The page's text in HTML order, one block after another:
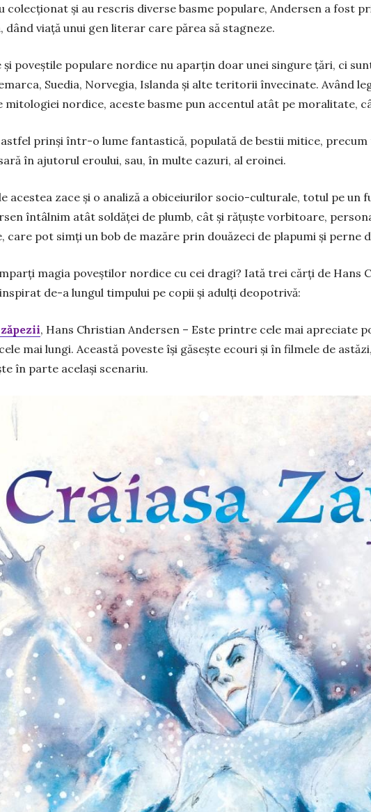
colecționat și au rescris diverse basme populare, Andersen a fost
dând viață unui gen literar care părea să stagneze.
și poveștile populare nordice nu aparțin doar unei singure țări, ci
Suedia, Norvegia, Islanda și alte teritorii învecinate. Având
mitologiei nordice, aceste basme pun accentul atât pe moralitate,
prinși într-o lume fantastică, populată de bestii mitice,
în ajutorul eroului, sau, în multe cazuri, al eroinei.
acestea zace și o analiză a obiceiurilor socio-culturale, totul pe un
întâlnim atât soldăței de plumb, cât și rățuște vorbitoare,
care pot simți un bob de mazăre prin douăzeci de plapumi și perne
magia poveștilor nordice cu cei dragi? Iată trei cărți de Hans
de-a lungul timpului pe copii și adulți deopotrivă:
, Hans Christian Andersen – Este printre cele mai apreciate
mai lungi. Această poveste își găsește ecouri și în filmele de
în parte același scenariu.